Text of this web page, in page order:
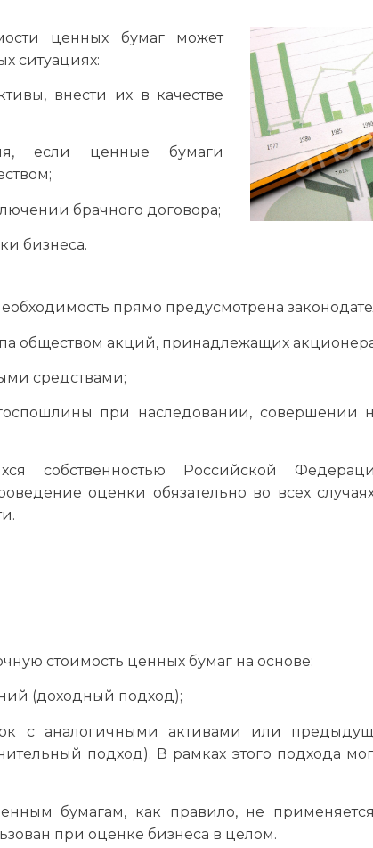
ценных бумаг может
ситуациях:
внести их в качестве
если ценные бумаги
брачного договора;
бизнеса.
прямо предусмотрена
обществом акций, принадлежащих
средствами;
при наследовании, совершении
собственностью Российской
оценки обязательно во всех
стоимость ценных бумаг на основе:
(доходный подход);
с аналогичными активами или
подход). В рамках этого подхода
бумагам, как правило, не
при оценке бизнеса в целом.